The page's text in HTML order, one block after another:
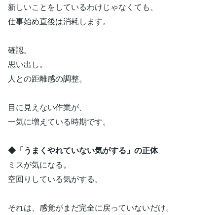
新しいことをしているわけじゃなくても、
仕事始め直後は消耗します。
確認。
思い出し。
人との距離感の調整。
目に見えない作業が、
一気に増えている時期です。
◆「うまくやれていない気がする」の正体
ミスが気になる。
空回りしている気がする。
それは、感覚がまだ完全に戻っていないだけ。